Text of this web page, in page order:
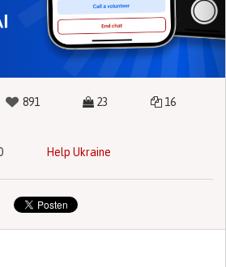
891 23 16
Help Ukraine